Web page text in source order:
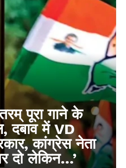
पूरा गाने के
दबाव में VD
कांग्रेस नेता
दो लेकिन…’